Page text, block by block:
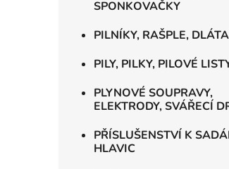
SPONKOVAČKY
PILNÍKY, RAŠPLE, DLÁTA
PILY, PILKY, PILOVÉ
PLYNOVÉ SOUPRAVY,
ELEKTRODY, SVÁŘECÍ
PŘÍSLUŠENSTVÍ K
HLAVIC